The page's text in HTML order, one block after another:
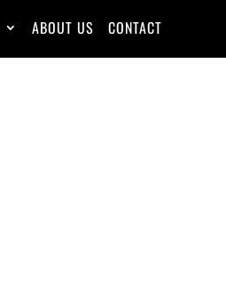
ABOUT US CONTACT